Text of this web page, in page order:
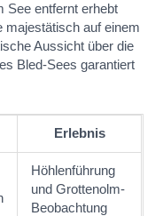
See entfernt erhebt
majestätisch auf einem
Aussicht über die
Bled-Sees garantiert
Erlebnis
Höhlenführung
und Grottenolm-
Beobachtung